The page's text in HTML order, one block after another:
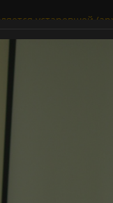
устаревшей